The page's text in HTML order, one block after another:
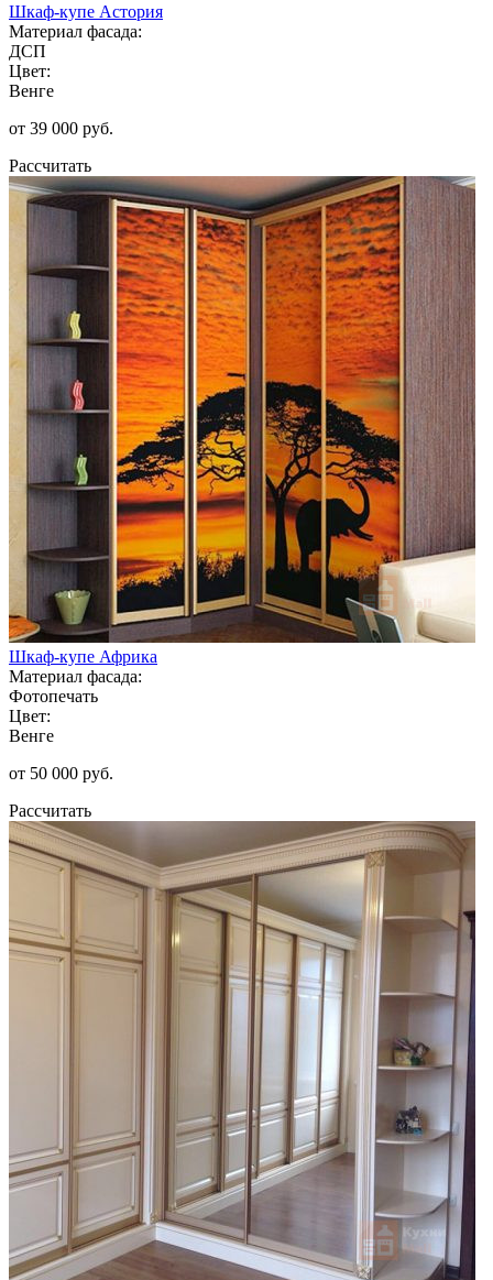
Шкаф-купе Астория
Материал фасада:
ДСП
Цвет:
Венге
от 39 000 руб.
Рассчитать
Шкаф-купе Африка
Материал фасада:
Фотопечать
Цвет:
Венге
от 50 000 руб.
Рассчитать